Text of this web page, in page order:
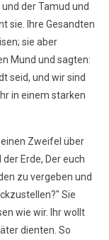
der Tamud und
sie. Ihre Gesandten
sie aber
Mund und sagten:
seid, und wir sind
in einem starken
einen Zweifel über
Erde, Der euch
zu vergeben und
Sie
wie wir. Ihr wollt
dienten. So